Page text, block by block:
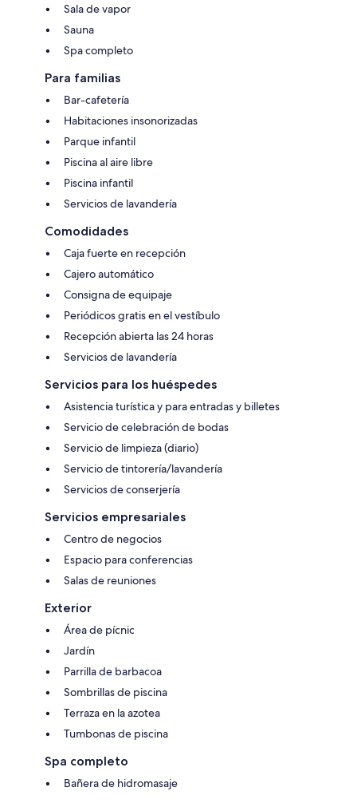
Sala de vapor
Sauna
Spa completo
Para familias
Bar-cafetería
Habitaciones insonorizadas
Parque infantil
Piscina al aire libre
Piscina infantil
Servicios de lavandería
Comodidades
Caja fuerte en recepción
Cajero automático
Consigna de equipaje
Periódicos gratis en el vestíbulo
Recepción abierta las 24 horas
Servicios de lavandería
Servicios para los huéspedes
Asistencia turística y para entradas y billetes
Servicio de celebración de bodas
Servicio de limpieza (diario)
Servicio de tintorería/lavandería
Servicios de conserjería
Servicios empresariales
Centro de negocios
Espacio para conferencias
Salas de reuniones
Exterior
Área de pícnic
Jardín
Parrilla de barbacoa
Sombrillas de piscina
Terraza en la azotea
Tumbonas de piscina
Spa completo
Bañera de hidromasaje